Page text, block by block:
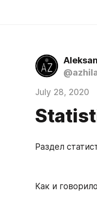
July 28, 2020
Раздел
Как и